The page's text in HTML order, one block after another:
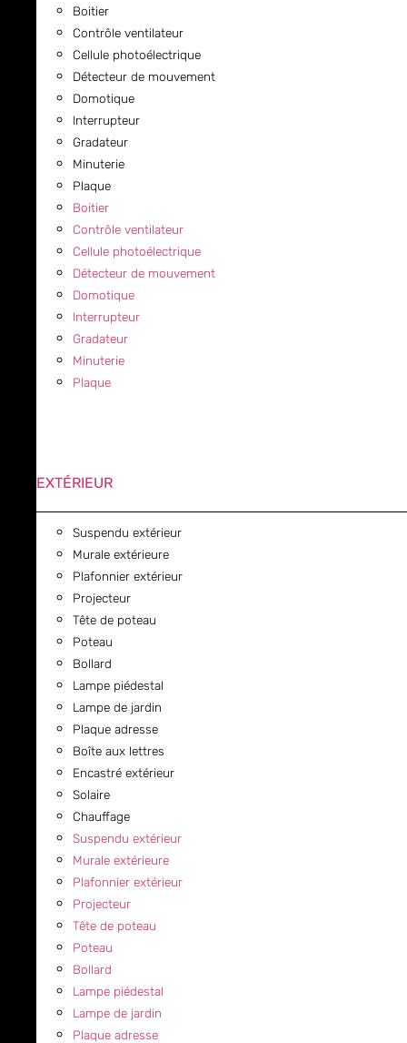
Boitier
Contrôle ventilateur
Cellule photoélectrique
Détecteur de mouvement
Domotique
Interrupteur
Gradateur
Minuterie
Plaque
Boitier
Contrôle ventilateur
Cellule photoélectrique
Détecteur de mouvement
Domotique
Interrupteur
Gradateur
Minuterie
Plaque
EXTÉRIEUR
Suspendu extérieur
Murale extérieure
Plafonnier extérieur
Projecteur
Tête de poteau
Poteau
Bollard
Lampe piédestal
Lampe de jardin
Plaque adresse
Boîte aux lettres
Encastré extérieur
Solaire
Chauffage
Suspendu extérieur
Murale extérieure
Plafonnier extérieur
Projecteur
Tête de poteau
Poteau
Bollard
Lampe piédestal
Lampe de jardin
Plaque adresse